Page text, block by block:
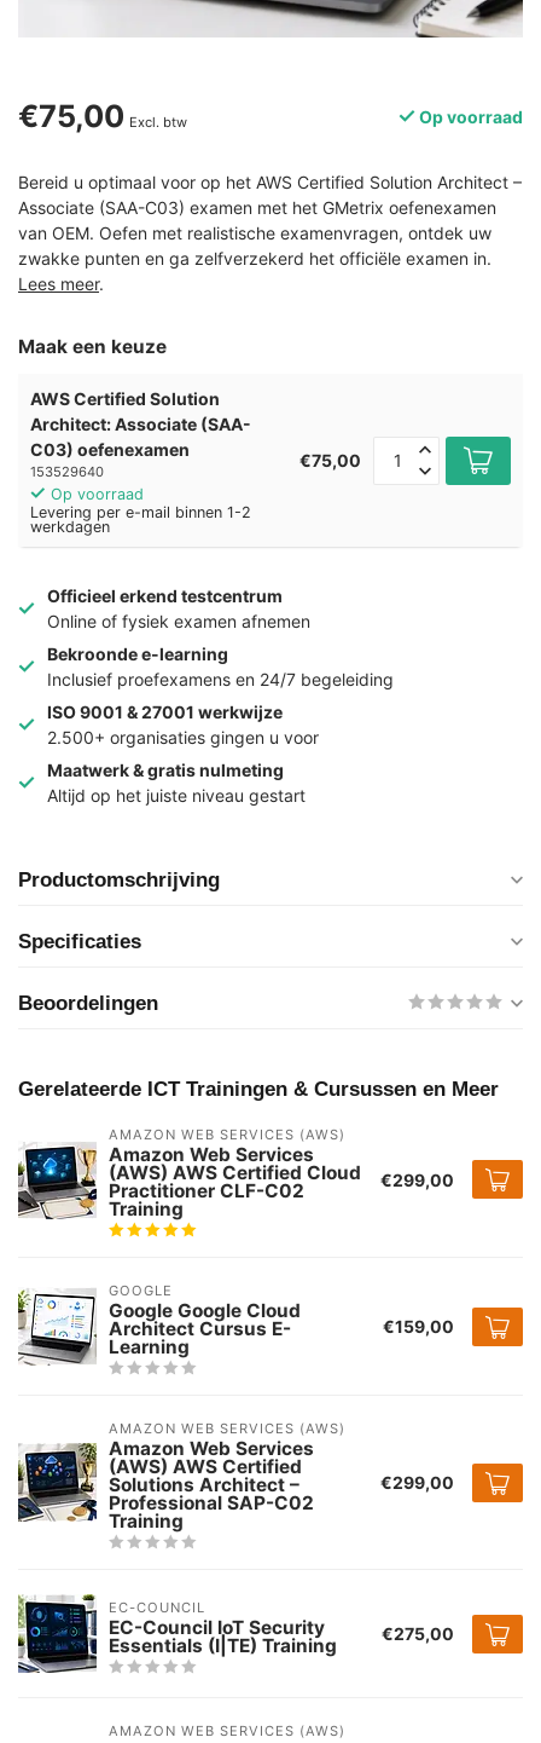
€75,00 Excl. btw Op voorraad
Bereid u optimaal voor op het AWS Certified Solution Architect –
Associate (SAA-C03) examen met het GMetrix oefenexamen
van OEM. Oefen met realistische examenvragen, ontdek uw
zwakke punten en ga zelfverzekerd het officiële examen in.
Lees meer.
Maak een keuze
AWS Certified Solution
Architect: Associate (SAA-
C03) oefenexamen
153529640
Op voorraad
Levering per e-mail binnen 1-2
werkdagen
€75,00
Officieel erkend testcentrum
Online of fysiek examen afnemen
Bekroonde e-learning
Inclusief proefexamens en 24/7 begeleiding
ISO 9001 & 27001 werkwijze
2.500+ organisaties gingen u voor
Maatwerk & gratis nulmeting
Altijd op het juiste niveau gestart
Productomschrijving
Specificaties
Beoordelingen
Gerelateerde ICT Trainingen & Cursussen en Meer
AMAZON WEB SERVICES (AWS)
Amazon Web Services
(AWS) AWS Certified Cloud
Practitioner CLF-C02
Training
€299,00
GOOGLE
Google Google Cloud
Architect Cursus E-
Learning
€159,00
AMAZON WEB SERVICES (AWS)
Amazon Web Services
(AWS) AWS Certified
Solutions Architect –
Professional SAP-C02
Training
€299,00
EC-COUNCIL
EC-Council IoT Security
Essentials (I|TE) Training €275,00
AMAZON WEB SERVICES (AWS)